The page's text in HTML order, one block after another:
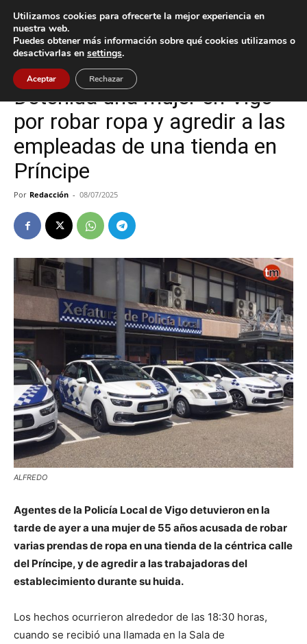
Inicio Sucesos
Sucesos Vigo
Detenida una mujer en Vigo
por robar ropa y agredir a las
empleadas de una tienda en
Príncipe
Por Redacción - 08/07/2025
ALFREDO
Agentes de la Policía Local de Vigo detuvieron en la
tarde de ayer a una mujer de 55 años acusada de robar
varias prendas de ropa en una tienda de la céntrica calle
del Príncipe, y de agredir a las trabajadoras del
establecimiento durante su huida.
Los hechos ocurrieron alrededor de las 18:30 horas,
cuando se recibió una llamada en la Sala de
Utilizamos cookies para ofrecerte la mejor experiencia en
nuestra web.
Puedes obtener más información sobre qué cookies utilizamos o
desactivarlas en settings.
Aceptar Rechazar